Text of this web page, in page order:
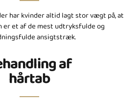
har kvinder altid lagt stor vægt på, at
er et af de mest udtryksfulde og
ansigtstræk.
af
hårtab